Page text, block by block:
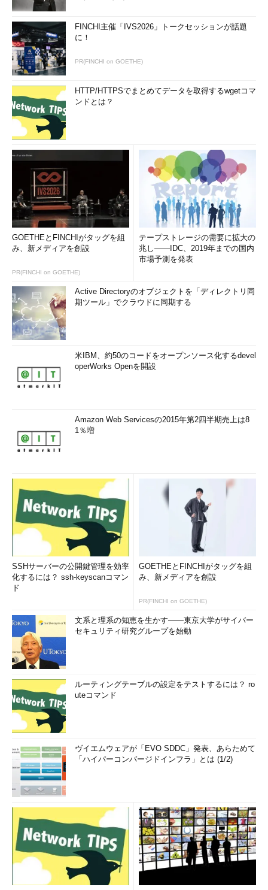
FINCHI主催「IVS2026」トークセッションが話題
に！
PR(FINCHI on GOETHE)
HTTP/HTTPSでまとめてデータを取得するwgetコマ
ンドとは？
GOETHEとFINCHIがタッグを組
み、新メディアを創設
PR(FINCHI on GOETHE)
テープストレージの需要に拡大の
兆し――IDC、2019年までの国内
市場予測を発表
Active Directoryのオブジェクトを「ディレクトリ同
期ツール」でクラウドに同期する
米IBM、約50のコードをオープンソース化するdevel
operWorks Openを開設
Amazon Web Servicesの2015年第2四半期売上は8
1％増
SSHサーバーの公開鍵管理を効率
化するには？ ssh-keyscanコマン
ド
GOETHEとFINCHIがタッグを組
み、新メディアを創設
PR(FINCHI on GOETHE)
文系と理系の知恵を生かす――東京大学がサイバー
セキュリティ研究グループを始動
ルーティングテーブルの設定をテストするには？ ro
uteコマンド
ヴイエムウェアが「EVO SDDC」発表、あらためて
「ハイパーコンバージドインフラ」とは (1/2)